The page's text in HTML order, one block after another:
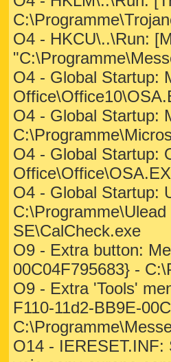
O4 - HKCU\..\Run:
O4 - Global Startup:
O4 - Global Startup:
O4 - Global Startup:
O4 - Global Startup:
SE\CalCheck.exe
O9 - Extra button:
00C04F795683} -
O9 - Extra 'Tools'
F110-11d2-BB9E-
O14 - IERESET.INF: